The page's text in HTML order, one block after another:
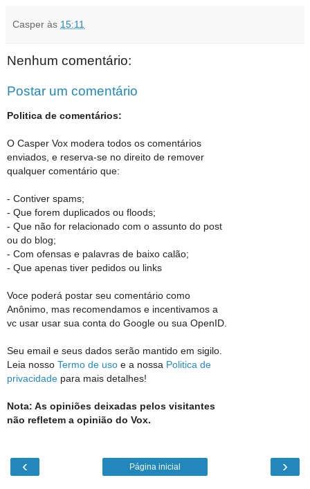
Casper às 15:11
Nenhum comentário:
Postar um comentário
Politica de comentários:
O Casper Vox modera todos os comentários
enviados, e reserva-se no direito de remover
qualquer comentário que:
- Contiver spams;
- Que forem duplicados ou floods;
- Que não for relacionado com o assunto do post
ou do blog;
- Com ofensas e palavras de baixo calão;
- Que apenas tiver pedidos ou links
Voce poderá postar seu comentário como
Anônimo, mas recomendamos e incentivamos a
vc usar usar sua conta do Google ou sua OpenID.
Seu email e seus dados serão mantido em sigilo.
Leia nosso Termo de uso e a nossa Politica de
privacidade para mais detalhes!
Nota: As opiniões deixadas pelos visitantes
não refletem a opinião do Vox.
‹ ›
Página inicial